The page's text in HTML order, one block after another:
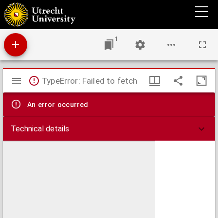
Catalogus of naamlyst van schilderyen, met derzelver pryzen zedert een langen reeks
van jaaren zoo in Holland als op andere plaatzen in het openbaar verkogt ...
1
Mirador
viewer
TypeError: Failed to fetch
An error occurred
Technical details